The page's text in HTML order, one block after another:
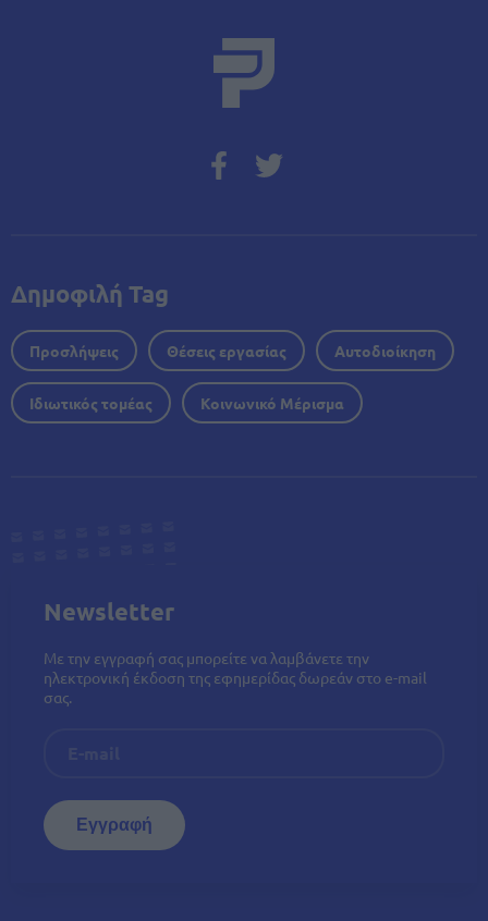
Δημοφιλή Tag
Προσλήψεις Θέσεις εργασίας Αυτοδιοίκηση
Ιδιωτικός τομέας Κοινωνικό Μέρισμα
Newsletter
Με την εγγραφή σας μπορείτε να λαμβάνετε την
ηλεκτρονική έκδοση της εφημερίδας δωρεάν στο e-mail
σας.